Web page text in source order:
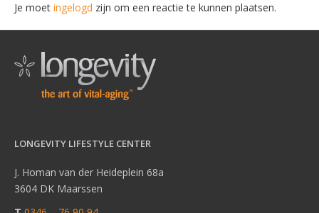
Je moet ingelogd zijn om een reactie te kunnen plaatsen.
LONGEVITY LIFESTYLE CENTER
J. Homan van der Heideplein 68a
3604 DK Maarssen